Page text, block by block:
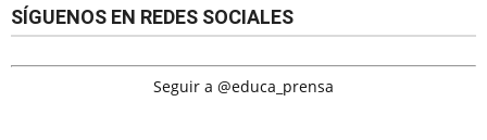
SÍGUENOS EN REDES SOCIALES
Seguir a @educa_prensa